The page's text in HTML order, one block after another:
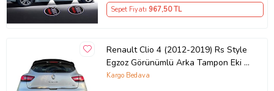
Sepet Fiyatı 967,50 TL
Renault Clio 4 (2012-2019) Rs Style
Egzoz Görünümlü Arka Tampon Eki -
Difüzör (Plastik)
Kargo Bedava